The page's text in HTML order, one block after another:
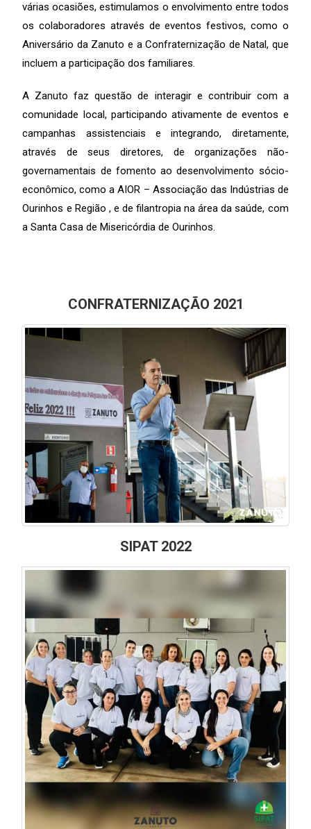
várias ocasiões, estimulamos o envolvimento entre todos
os colaboradores através de eventos festivos, como o
Aniversário da Zanuto e a Confraternização de Natal, que
incluem a participação dos familiares.
A Zanuto faz questão de interagir e contribuir com a
comunidade local, participando ativamente de eventos e
campanhas assistenciais e integrando, diretamente,
através de seus diretores, de organizações não-
governamentais de fomento ao desenvolvimento sócio-
econômico, como a AIOR – Associação das Indústrias de
Ourinhos e Região , e de filantropia na área da saúde, com
a Santa Casa de Misericórdia de Ourinhos.
CONFRATERNIZAÇÃO 2021
SIPAT 2022